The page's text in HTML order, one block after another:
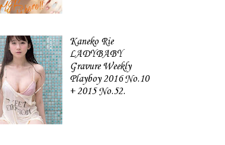
Kaneko Rie
LADYBABY
Gravure Weekly
Playboy 2016 No.10
+ 2015 No.52.